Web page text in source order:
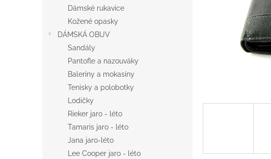
Dámské rukavice
Kožené opasky
DÁMSKÁ OBUV
Sandály
Pantofle a nazouváky
Baleríny a mokasíny
Tenisky a polobotky
Lodičky
Rieker jaro - léto
Tamaris jaro - léto
Jana jaro-léto
Lee Cooper jaro - léto